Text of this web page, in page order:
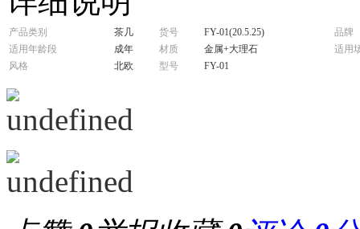
产品类别 茶几 货号 FY-01(20.5.25)
品牌
适用年龄段
成年 材质 金属+大理石
适用
风格
北欧 型号 FY-01